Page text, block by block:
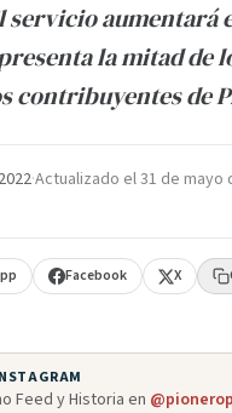
servicio aumentará
la mitad de
contribuyentes de
·Actualizado el31 de mayo
Facebook X
Feed y Historia en